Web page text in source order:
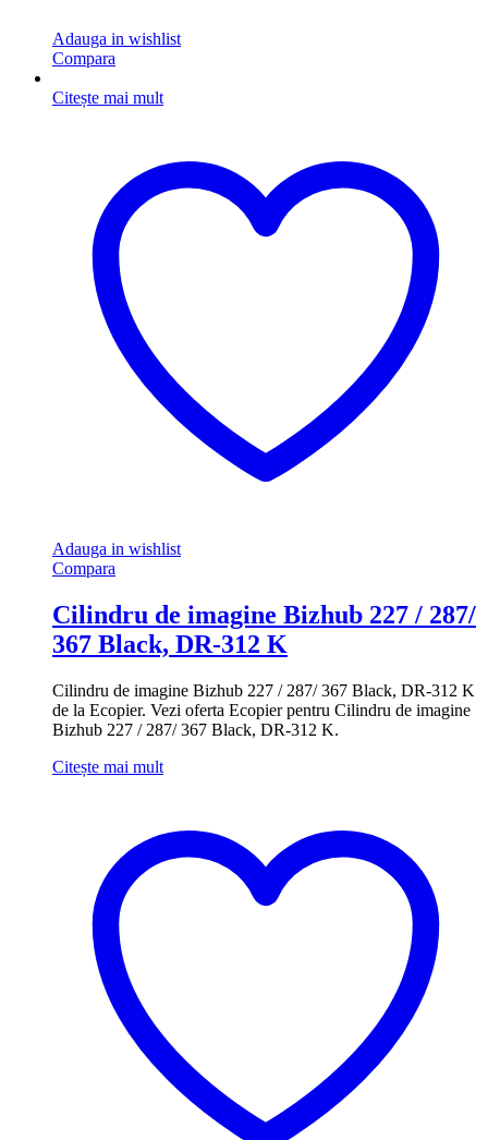
Adauga in wishlist
Compara
Citește mai mult
Adauga in wishlist
Compara
Cilindru de imagine Bizhub 227 / 287/
367 Black, DR-312 K
Cilindru de imagine Bizhub 227 / 287/ 367 Black, DR-312 K
de la Ecopier. Vezi oferta Ecopier pentru Cilindru de imagine
Bizhub 227 / 287/ 367 Black, DR-312 K.
Citește mai mult